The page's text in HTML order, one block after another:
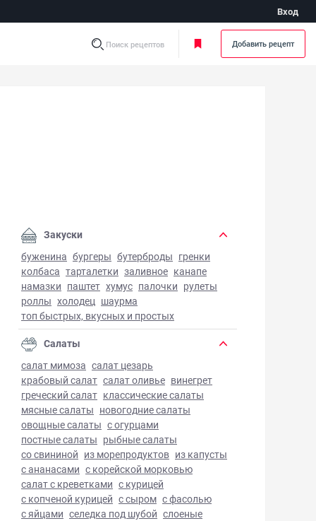
Вход
Поиск рецептов Добавить рецепт
на манты - фото готового блюда
Закуски
буженина бургеры бутерброды гренки
колбаса тарталетки заливное канапе
намазки паштет хумус палочки рулеты
роллы холодец шаурма
топ быстрых, вкусных и простых
Салаты
салат мимоза салат цезарь
крабовый салат салат оливье винегрет
греческий салат классические салаты
мясные салаты новогодние салаты
овощные салаты с огурцами
постные салаты рыбные салаты
со свининой из морепродуктов из капусты
с ананасами с корейской морковью
салат с креветками с курицей
с копченой курицей с сыром с фасолью
с яйцами селедка под шубой слоеные